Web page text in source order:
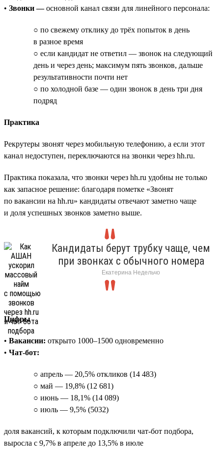
• Звонки —основной канал связи для линейного персонала:
○ по свежему отклику до трёх попыток в день
в разное время
○ если кандидат не ответил — звонок на следующий
день и через день; максимум пять звонков, дальше
результативности почти нет
○ по холодной базе — один звонок в день три дня
подряд
Практика
Рекрутеры звонят через мобильную телефонию, а если этот
канал недоступен, переключаются на звонки через hh.ru.
Практика показала, что звонки через hh.ru удобны не только
как запасное решение: благодаря пометке «Звонят
по вакансии на hh.ru» кандидаты отвечают заметно чаще
и доля успешных звонков заметно выше.
Кандидаты берут трубку чаще, чем
при звонках с обычного номера
Екатерина Недельчо
Цифры
• Вакансии: открыто 1000–1500 одновременно
• Чат-бот:
○ апрель — 20,5% откликов (14 483)
○ май — 19,8% (12 681)
○ июнь — 18,1% (14 089)
○ июль — 9,5% (5032)
доля вакансий, к которым подключили чат-бот подбора,
выросла с 9,7% в апреле до 13,5% в июле